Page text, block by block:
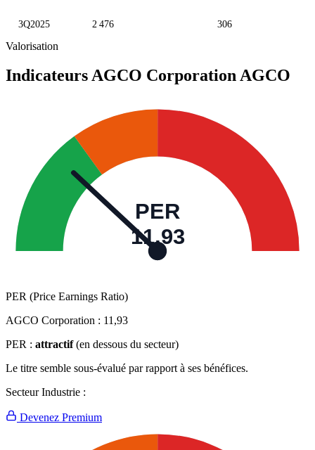
3Q2025 2 476 306
Valorisation
Indicateurs AGCO CorporationAGCO
PER
11,93
PER (Price Earnings Ratio)
AGCO Corporation : 11,93
PER : attractif (en dessous du secteur)
Le titre semble sous-évalué par rapport à ses bénéfices.
Secteur Industrie :
Devenez Premium